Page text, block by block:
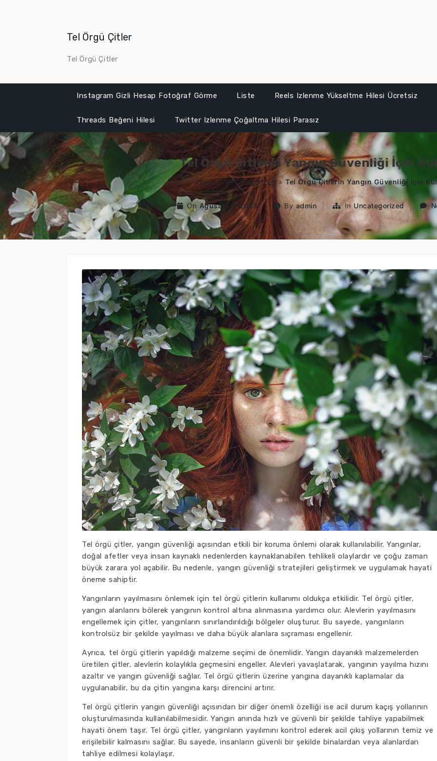
Tel Örgü Çitler
Tel Örgü Çitler
Instagram Gizli Hesap Fotoğraf Görme Liste Reels Izlenme Yükseltme Hilesi Ücretsiz
Threads Beğeni Hilesi Twitter Izlenme Çoğaltma Hilesi Parasız
Tel Örgü Çitlerin Yangın Güvenliği İçin
Home » Uncategorized » Tel Örgü Çitlerin Yangın Güvenliği İçin
On Ağustos 7, 2023 By admin In Uncategorized
Tel örgü çitler, yangın güvenliği açısından etkili bir koruma önlemi olarak kullanılabilir. Yangınlar,
doğal afetler veya insan kaynaklı nedenlerden kaynaklanabilen tehlikeli olaylardır ve çoğu zaman
büyük zarara yol açabilir. Bu nedenle, yangın güvenliği stratejileri geliştirmek ve uygulamak hayati
öneme sahiptir.
Yangınların yayılmasını önlemek için tel örgü çitlerin kullanımı oldukça etkilidir. Tel örgü çitler,
yangın alanlarını bölerek yangının kontrol altına alınmasına yardımcı olur. Alevlerin yayılmasını
engellemek için çitler, yangınların sınırlandırıldığı bölgeler oluşturur. Bu sayede, yangınların
kontrolsüz bir şekilde yayılması ve daha büyük alanlara sıçraması engellenir.
Ayrıca, tel örgü çitlerin yapıldığı malzeme seçimi de önemlidir. Yangın dayanıklı malzemelerden
üretilen çitler, alevlerin kolaylıkla geçmesini engeller. Alevleri yavaşlatarak, yangının yayılma hızını
azaltır ve yangın güvenliği sağlar. Tel örgü çitlerin üzerine yangına dayanıklı kaplamalar da
uygulanabilir, bu da çitin yangına karşı direncini artırır.
Tel örgü çitlerin yangın güvenliği açısından bir diğer önemli özelliği ise acil durum kaçış yollarının
oluşturulmasında kullanılabilmesidir. Yangın anında hızlı ve güvenli bir şekilde tahliye yapabilmek
hayati önem taşır. Tel örgü çitler, yangınların yayılımını kontrol ederek acil çıkış yollarının temiz ve
erişilebilir kalmasını sağlar. Bu sayede, insanların güvenli bir şekilde binalardan veya alanlardan
tahliye edilmesi kolaylaşır.